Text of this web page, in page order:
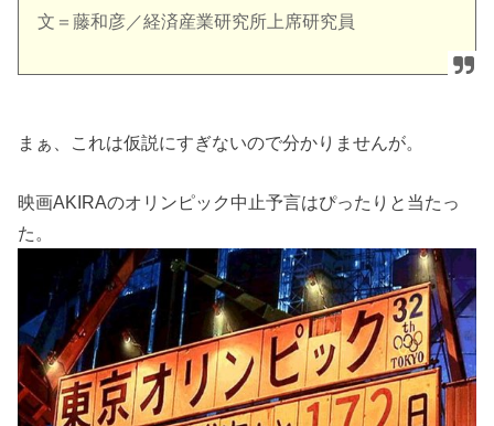
文＝藤和彦／経済産業研究所上席研究員
まぁ、これは仮説にすぎないので分かりませんが。
映画AKIRAのオリンピック中止予言はぴったりと当たっ
た。